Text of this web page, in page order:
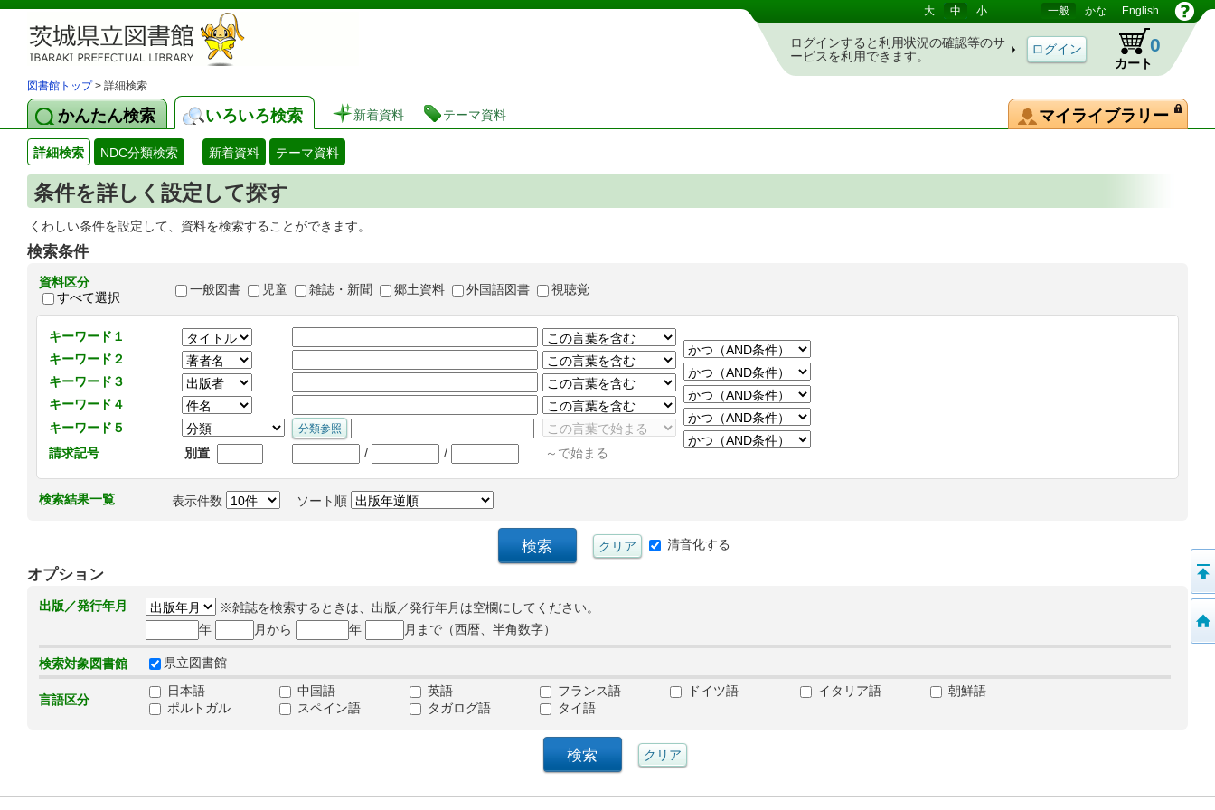
茨城県立図書館 蔵書検索・予約システム 大 中 小 一般 かな English
ログインすると利用状況の確認等のサ
ービスを利用できます。
カート
0
図書館トップ> 詳細検索
かんたん検索 いろいろ検索 新着資料 テーマ資料 マイライブラリー
詳細検索 NDC分類検索 新着資料 テーマ資料
条件を詳しく設定して探す
くわしい条件を設定して、資料を検索することができます。
検索条件
資料区分
すべて選択
一般図書 児童 雑誌・新聞 郷土資料 外国語図書 視聴覚
キーワード１
キーワード２
キーワード３
キーワード４
キーワード５
請求記号
別置 / / ～で始まる
検索結果一覧 表示件数 ソート順
清音化する
オプション
出版／発行年月
※雑誌を検索するときは、出版／発行年月は空欄にしてください。
年
月から 年 月まで（西暦、半角数字）
検索対象図書館 県立図書館
言語区分
日本語 中国語 英語 フランス語 ドイツ語 イタリア語
朝鮮語
ポルトガル
スペイン語 タガログ語 タイ語